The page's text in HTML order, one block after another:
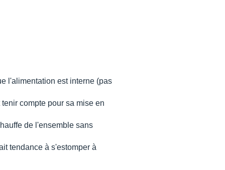
l'alimentation est interne (pas
compte pour sa mise en
de l'ensemble sans
tendance à s'estomper à